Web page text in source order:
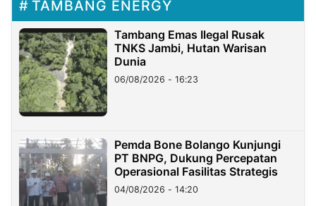
TAMBANG ENERGY
Tambang Emas Ilegal Rusak
TNKS Jambi, Hutan Warisan
Dunia
06/08/2026 - 16:23
Pemda Bone Bolango Kunjungi
PT BNPG, Dukung Percepatan
Operasional Fasilitas Strategis
04/08/2026 - 14:20